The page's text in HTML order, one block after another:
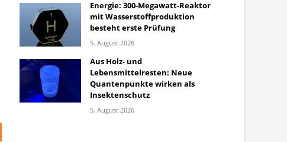
Energie: 300-Megawatt-Reaktor
mit Wasserstoffproduktion
besteht erste Prüfung
5. August 2026
Aus Holz- und
Lebensmittelresten: Neue
Quantenpunkte wirken als
Insektenschutz
5. August 2026